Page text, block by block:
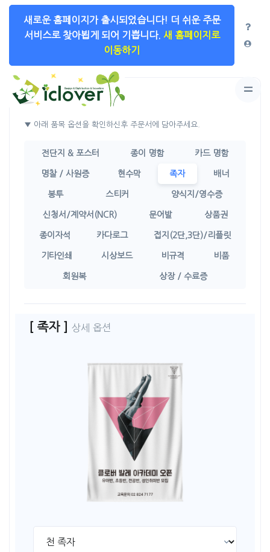
새로운 홈페이지가 출시되었습니다! 더 쉬운 주문
서비스로 찾아뵙게 되어 기쁩니다. 새 홈페이지로
이동하기
상품선택
▼ 아래 품목 옵션을 확인하신후 주문서에 담아주세요.
전단지 & 포스터 종이 명함 카드 명함
명찰 / 사원증 현수막 족자 배너
봉투 스티커 양식지/영수증
신청서/계약서(NCR) 문어발 상품권
종이자석 카다로그 접지(2단,3단)/리플릿
기타인쇄 시상보드 비규격 비품
회원복 상장 / 수료증
[ 족자 ] 상세 옵션